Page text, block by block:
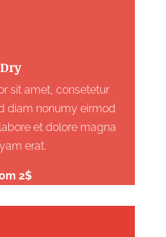
Dry
sit amet, consetetur
diam nonumy eirmod
et dolore magna
erat.
2$